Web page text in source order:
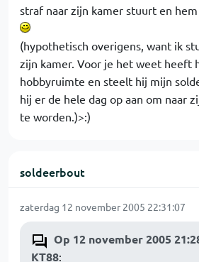
straf naar zijn kamer stuurt en
(hypothetisch overigens, want ik
zijn kamer. Voor je het weet heeft
hobbyruimte en steelt hij mijn
hij er de hele dag op aan om naar
te worden.)>:)
soldeerbout
zaterdag 12 november 2005 22:31:07
Op 12 november 2005
KT88: